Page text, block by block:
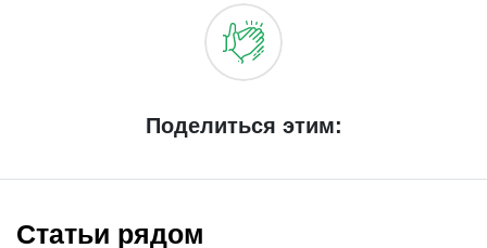
Поделиться этим:
Статьи рядом